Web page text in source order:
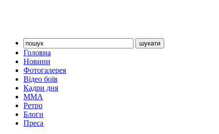
Головна
Новини
Фотогалерея
Відео боїв
Кадри дня
ММА
Ретро
Блоги
Преса